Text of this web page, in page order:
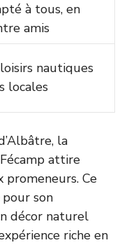
à tous, en
amis
nautiques
locales
la
attire
promeneurs. Ce
son
décor naturel
riche en